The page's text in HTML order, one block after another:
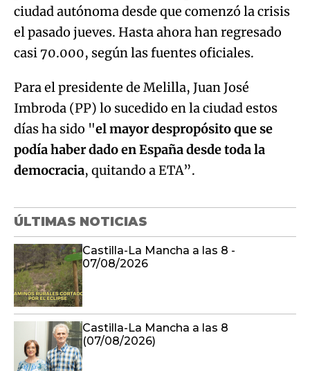
ciudad autónoma desde que comenzó la crisis
el pasado jueves. Hasta ahora han regresado
casi 70.000, según las fuentes oficiales.
Para el presidente de Melilla, Juan José
Imbroda (PP) lo sucedido en la ciudad estos
días ha sido "el mayor despropósito que se
podía haber dado en España desde toda la
democracia, quitando a ETA”.
ÚLTIMAS NOTICIAS
Castilla-La Mancha a las 8 -
07/08/2026
Castilla-La Mancha a las 8
(07/08/2026)